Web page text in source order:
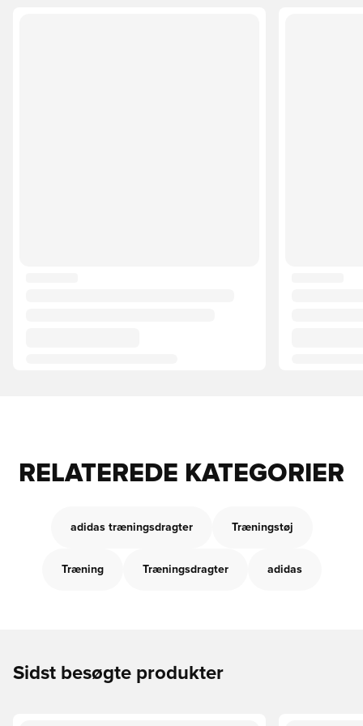
RELATEREDE KATEGORIER
adidas træningsdragter Træningstøj
Træning Træningsdragter adidas
Sidst besøgte produkter